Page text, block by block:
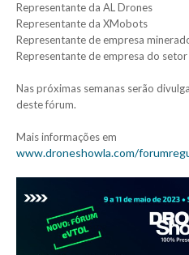
Representante da AL Drones
Representante da XMobots
Representante de empresa
Representante de empresa do
Nas próximas semanas serão
deste fórum.
Mais informações em
www.droneshowla.com/